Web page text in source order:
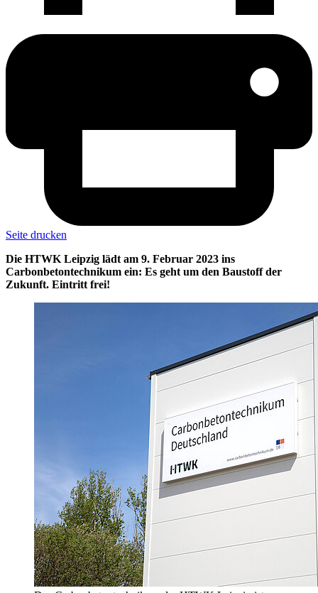
Seite drucken
Die HTWK Leipzig lädt am 9. Februar 2023 ins
Carbonbetontechnikum ein: Es geht um den Baustoff der
Zukunft. Eintritt frei!